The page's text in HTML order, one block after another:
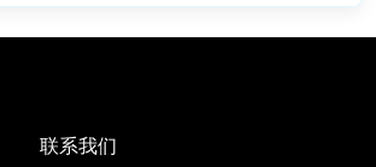
联系我们